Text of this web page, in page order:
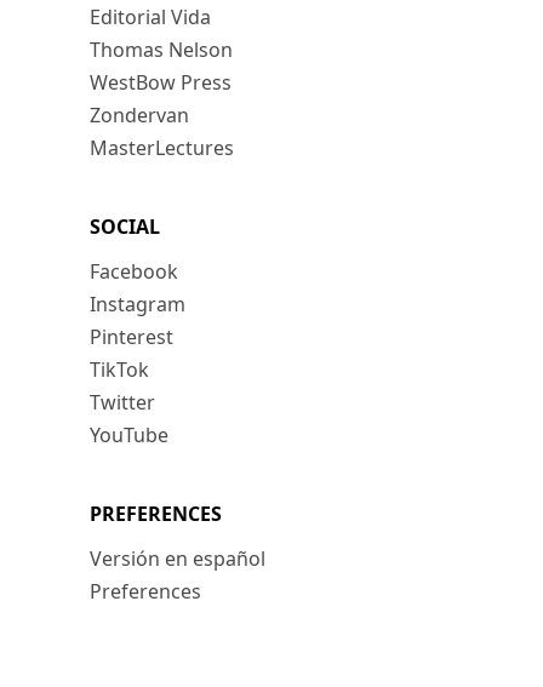
Editorial Vida
Thomas Nelson
WestBow Press
Zondervan
MasterLectures
SOCIAL
Facebook
Instagram
Pinterest
TikTok
Twitter
YouTube
PREFERENCES
Versión en español
Preferences